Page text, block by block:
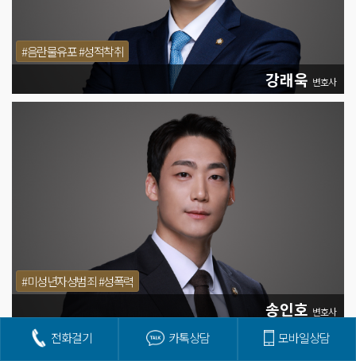
#음란물유포 #성적착취
강래욱 변호사
#미성년자성범죄 #성폭력
송인호 변호사
전화걸기 카톡상담 모바일상담